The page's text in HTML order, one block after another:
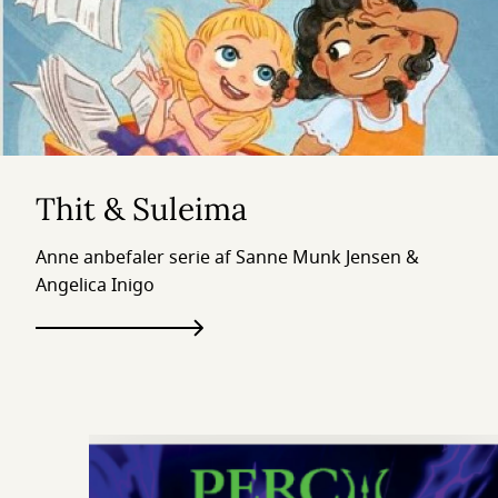
Thit & Suleima
Anne anbefaler serie af Sanne Munk Jensen &
Angelica Inigo